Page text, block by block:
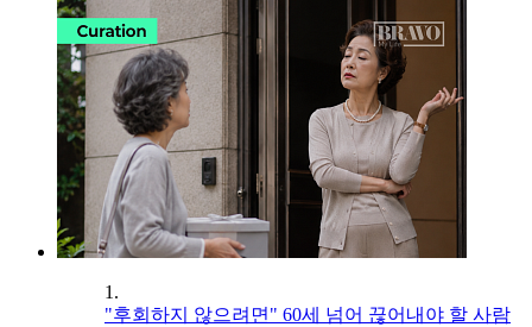
1.
"후회하지 않으려면" 60세 넘어 끊어내야 할 사람